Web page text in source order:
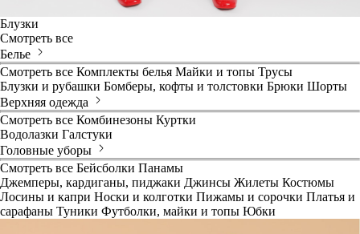
Блузки
Смотреть все
Белье
Смотреть все Комплекты белья Майки и топы Трусы
Блузки и рубашки Бомберы, кофты и толстовки Брюки Шорты
Верхняя одежда
Смотреть все Комбинезоны Куртки
Водолазки Галстуки
Головные уборы
Смотреть все Бейсболки Панамы
Джемперы, кардиганы, пиджаки Джинсы Жилеты Костюмы
Лосины и капри Носки и колготки Пижамы и сорочки Платья и
сарафаны Туники Футболки, майки и топы Юбки